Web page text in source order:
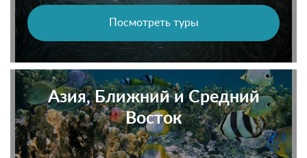
Посмотреть туры
Азия, Ближний и Средний
Восток